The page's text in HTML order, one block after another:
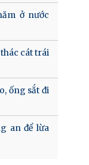
ở nước
cát trái
ống sắt đi
an để lừa